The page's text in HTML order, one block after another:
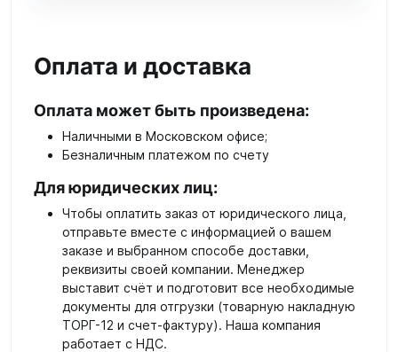
Оплата и доставка
Оплата может быть произведена:
Наличными в Московском офисе;
Безналичным платежом по счету
Для юридических лиц:
Чтобы оплатить заказ от юридического лица,
отправьте вместе с информацией о вашем
заказе и выбранном способе доставки,
реквизиты своей компании. Менеджер
выставит счёт и подготовит все необходимые
документы для отгрузки (товарную накладную
ТОРГ-12 и счет-фактуру). Наша компания
работает с НДС.